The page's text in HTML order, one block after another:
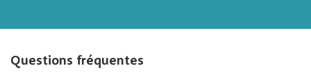
Questions fréquentes